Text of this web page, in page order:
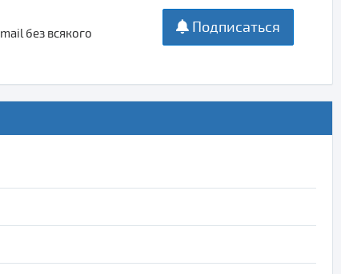
без всякого
Подписаться